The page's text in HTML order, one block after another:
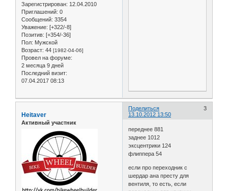
Зарегистрирован: 12.04.2010
Приглашений: 0
Сообщений: 3354
Уважение: [+322/-8]
Позитив: [+354/-36]
Пол: Мужской
Возраст: 44 [1982-04-06]
Провел на форуме:
2 месяца 9 дней
Последний визит:
07.04.2017 08:13
Поделиться
3
13.10.2012 13:50
Heitaver
Активный участник
переднее 881
заднее 1012
эксцентрики 124
флиппера 54
если про переходник с
шердар ана престу для
вентиля, то есть, если